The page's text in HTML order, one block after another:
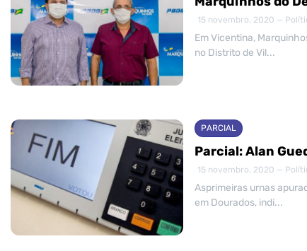
15 novembro, 2020 —
Em Vicentina,
no Distrito de Vil...
PARCIAL
Parcial: Alan
15 novembro, 2020 —
Asprimeiras urnas
em Dourados, indi...